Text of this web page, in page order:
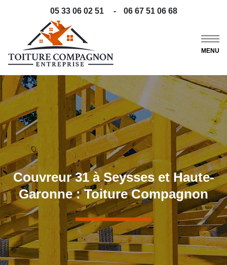
05 33 06 02 51 - 06 67 51 06 68
MENU
Couvreur 31 à Seysses et Haute-
Garonne : Toiture Compagnon